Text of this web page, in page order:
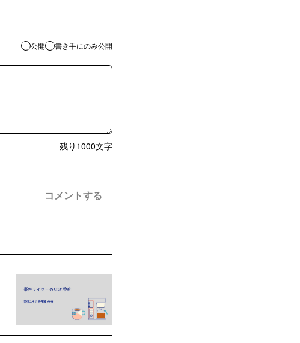
公開 書き手にのみ公開
残り 1000文字
コメントする